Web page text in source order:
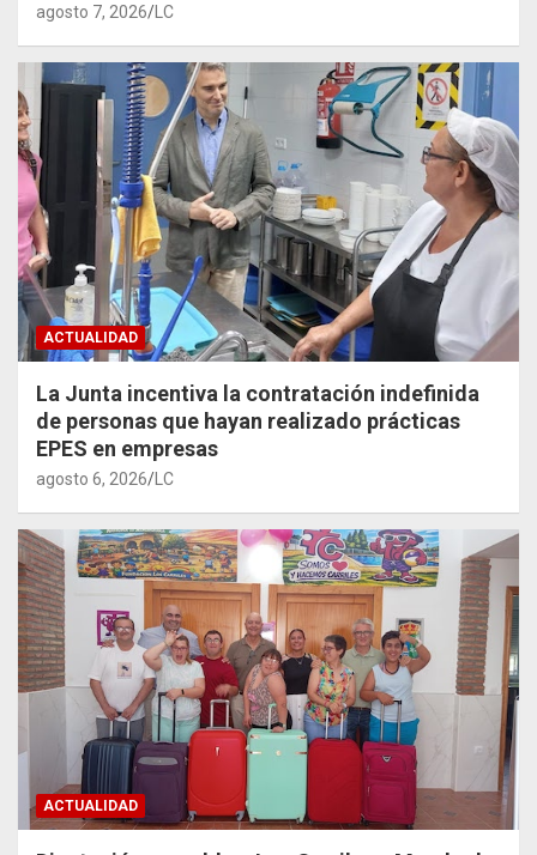
agosto 7, 2026 LC
ACTUALIDAD
La Junta incentiva la contratación indefinida
de personas que hayan realizado prácticas
EPES en empresas
agosto 6, 2026 LC
ACTUALIDAD